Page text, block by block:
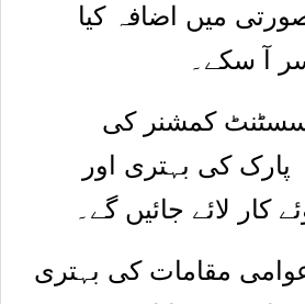
میں اضافہ کیا
آ سکے۔
اسسٹنٹ کمشنر کی
پارک کی بہتری اور
لائے جائیں گے۔
مقامات کی بہتری